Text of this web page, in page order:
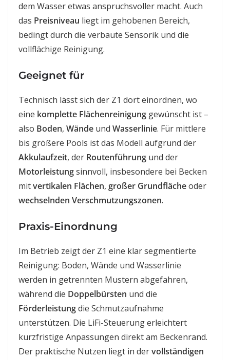
dem Wasser etwas anspruchsvoller macht. Auch
das Preisniveau liegt im gehobenen Bereich,
bedingt durch die verbaute Sensorik und die
vollflächige Reinigung.
Geeignet für
Technisch lässt sich der Z1 dort einordnen, wo
eine komplette Flächenreinigung gewünscht ist –
also Boden, Wände und Wasserlinie. Für mittlere
bis größere Pools ist das Modell aufgrund der
Akkulaufzeit, der Routenführung und der
Motorleistungsinnvoll, insbesondere bei Becken
mitvertikalen Flächen, großer Grundflächeoder
wechselnden Verschmutzungszonen.
Praxis-Einordnung
Im Betrieb zeigt der Z1 eine klar segmentierte
Reinigung: Boden, Wände und Wasserlinie
werden in getrennten Mustern abgefahren,
während die Doppelbürsten und die
Förderleistungdie Schmutzaufnahme
unterstützen. Die LiFi-Steuerung erleichtert
kurzfristige Anpassungen direkt am Beckenrand.
Der praktische Nutzen liegt in dervollständigen